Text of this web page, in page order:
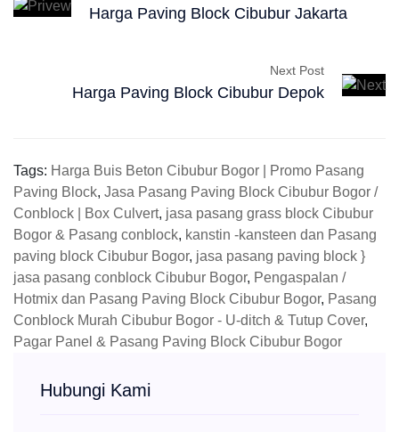
Harga Paving Block Cibubur Jakarta
Next Post
Harga Paving Block Cibubur Depok
Tags: Harga Buis Beton Cibubur Bogor | Promo Pasang
Paving Block, Jasa Pasang Paving Block Cibubur Bogor /
Conblock | Box Culvert, jasa pasang grass block Cibubur
Bogor & Pasang conblock, kanstin -kansteen dan Pasang
paving block Cibubur Bogor, jasa pasang paving block }
jasa pasang conblock Cibubur Bogor, Pengaspalan /
Hotmix dan Pasang Paving Block Cibubur Bogor, Pasang
Conblock Murah Cibubur Bogor - U-ditch & Tutup Cover,
Pagar Panel & Pasang Paving Block Cibubur Bogor
Hubungi Kami